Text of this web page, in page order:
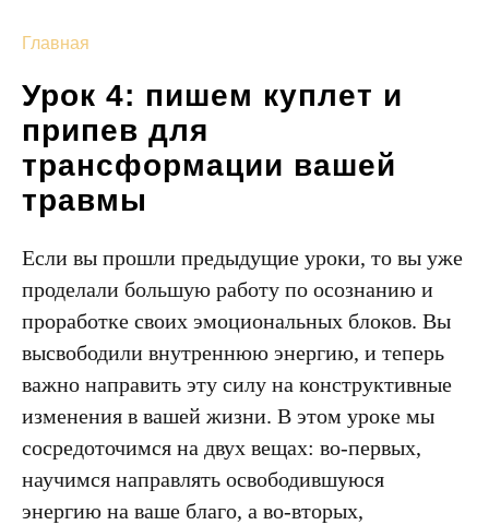
Главная
Урок 4: пишем куплет и
припев для
трансформации вашей
травмы
Если вы прошли предыдущие уроки, то вы уже
проделали большую работу по осознанию и
проработке своих эмоциональных блоков. Вы
высвободили внутреннюю энергию, и теперь
важно направить эту силу на конструктивные
изменения в вашей жизни. В этом уроке мы
сосредоточимся на двух вещах: во-первых,
научимся направлять освободившуюся
энергию на ваше благо, а во-вторых,